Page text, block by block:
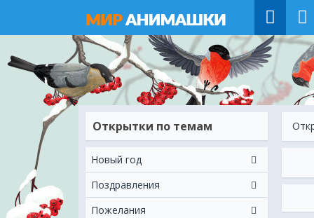
Открытки по темам
Новый год
Поздравления
Пожелания